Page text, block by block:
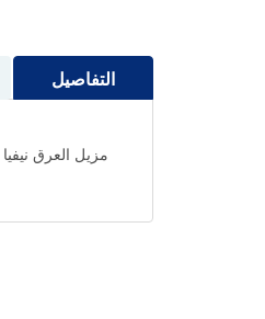
معرض
التفاصيل
مزيل العرق نيفيا يوفر حماية لمدة 48 ساعة ونضارة تبريد. تمنحك